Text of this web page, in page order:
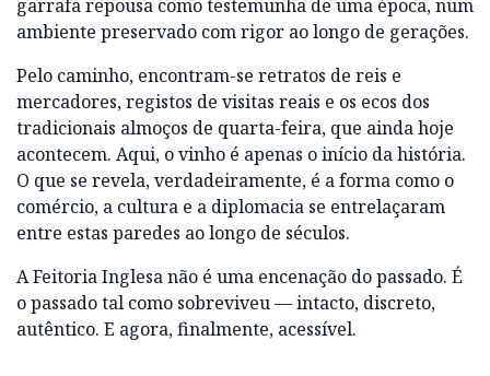
garrafa repousa como testemunha de uma época, num
ambiente preservado com rigor ao longo de gerações.
Pelo caminho, encontram-se retratos de reis e
mercadores, registos de visitas reais e os ecos dos
tradicionais almoços de quarta-feira, que ainda hoje
acontecem. Aqui, o vinho é apenas o início da história.
O que se revela, verdadeiramente, é a forma como o
comércio, a cultura e a diplomacia se entrelaçaram
entre estas paredes ao longo de séculos.
A Feitoria Inglesa não é uma encenação do passado. É
o passado tal como sobreviveu — intacto, discreto,
autêntico. E agora, finalmente, acessível.